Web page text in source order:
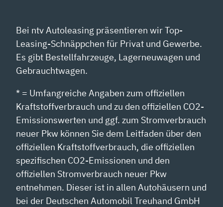
Bei ntv Autoleasing präsentieren wir Top-
Leasing-Schnäppchen für Privat und Gewerbe.
Es gibt Bestellfahrzeuge, Lagerneuwagen und
Gebrauchtwagen.
* = Umfangreiche Angaben zum offiziellen
Kraftstoffverbrauch und zu den offiziellen CO2-
Emissionswerten und ggf. zum Stromverbrauch
neuer Pkw können Sie dem Leitfaden über den
offiziellen Kraftstoffverbrauch, die offiziellen
spezifischen CO2-Emissionen und den
offiziellen Stromverbrauch neuer Pkw
entnehmen. Dieser ist in allen Autohäusern und
bei der Deutschen Automobil Treuhand GmbH